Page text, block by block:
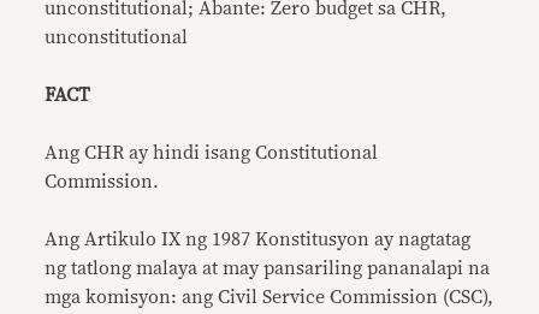
unconstitutional; Abante: Zero budget sa CHR,
unconstitutional
FACT
Ang CHR ay hindi isang Constitutional
Commission.
Ang Artikulo IX ng 1987 Konstitusyon ay nagtatag
ng tatlong malaya at may pansariling pananalapi na
mga komisyon: ang Civil Service Commission (CSC),